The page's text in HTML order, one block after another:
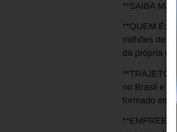
**SAIBA
**QUEM
milhões de
da própria e
no Brasil e
formado em